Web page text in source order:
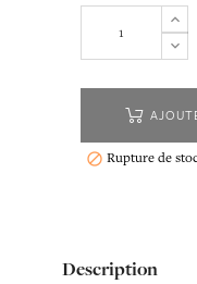
 Rupture de
Description